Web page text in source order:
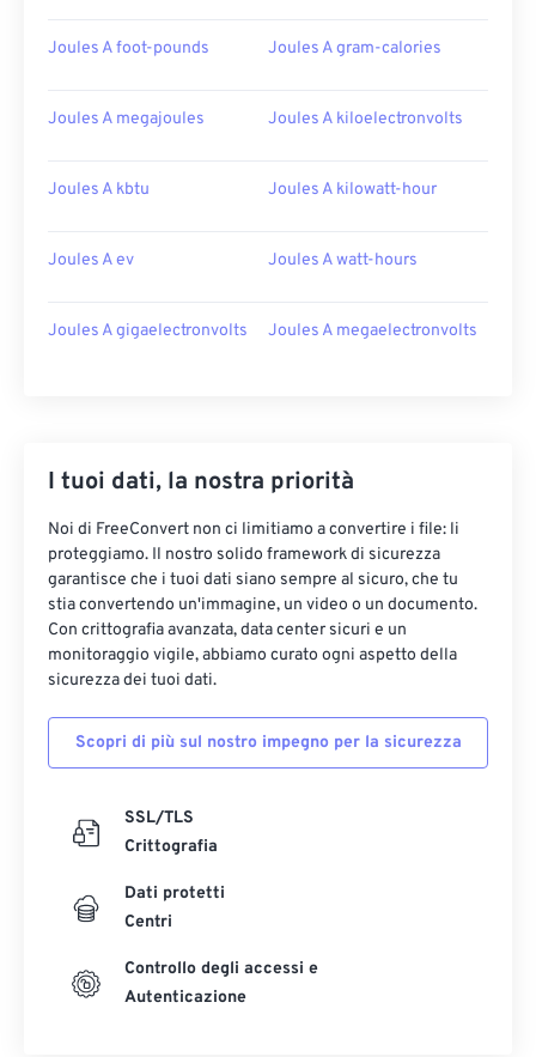
Joules A foot-pounds Joules A gram-calories
Joules A megajoules Joules A kiloelectronvolts
Joules A kbtu Joules A kilowatt-hour
Joules A ev Joules A watt-hours
Joules A gigaelectronvolts Joules A megaelectronvolts
I tuoi dati, la nostra priorità
Noi di FreeConvert non ci limitiamo a convertire i file: li
proteggiamo. Il nostro solido framework di sicurezza
garantisce che i tuoi dati siano sempre al sicuro, che tu
stia convertendo un'immagine, un video o un documento.
Con crittografia avanzata, data center sicuri e un
monitoraggio vigile, abbiamo curato ogni aspetto della
sicurezza dei tuoi dati.
Scopri di più sul nostro impegno per la sicurezza
SSL/TLS
Crittografia
Dati protetti
Centri
Controllo degli accessi e
Autenticazione